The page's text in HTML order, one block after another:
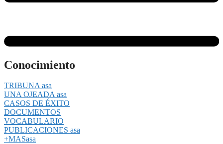
Conocimiento
TRIBUNA asa
UNA OJEADA asa
CASOS DE ÉXITO
DOCUMENTOS
VOCABULARIO
PUBLICACIONES asa
+MASasa